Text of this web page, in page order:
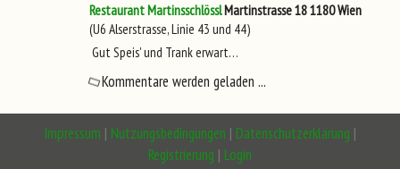
Restaurant MartinsschlösslMartinstrasse 181180 Wien
(U6 Alserstrasse, Linie 43 und 44)
Gut Speis' und Trank erwart…
Kommentare werden geladen ...
Impressum | Nutzungsbedingungen | Datenschutzerklärung |
Registrierung | Login